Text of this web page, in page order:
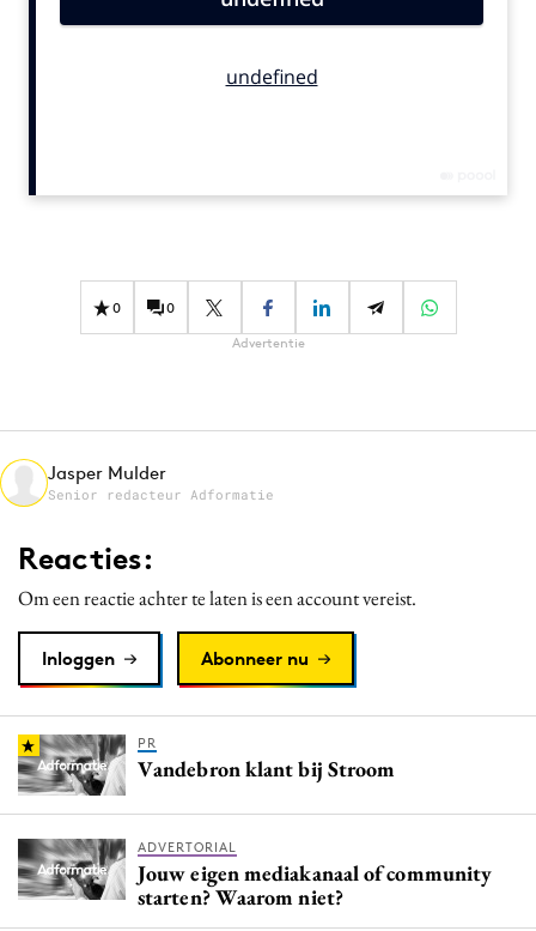
Carriere
Design
Diversiteit
Effectiviteit
Martech
Media
PR
Programmatic
Purpose Marketing
Reputatie & crisis
0 0
Advertentie
Jasper Mulder
Senior redacteur Adformatie
Reacties:
Om een reactie achter te laten is een account vereist.
Inloggen Abonneer nu
PR
Vandebron klant bij Stroom
ADVERTORIAL
Jouw eigen mediakanaal of community
starten? Waarom niet?